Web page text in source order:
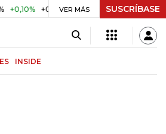
+0,98% UVR $ 416,91 +$ 0,05 +0,01%
VER MÁS SUSCRÍBASE
INSIDE